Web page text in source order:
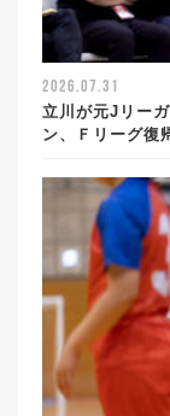
2026.07.31
立川が元Jリー
ン、Ｆリーグ